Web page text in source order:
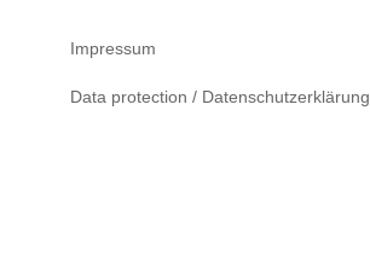
Impressum
Data protection / Datenschutzerklärung